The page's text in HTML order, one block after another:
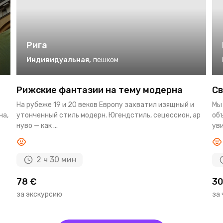
Рига
Индивидуальная, пешком
Рижские фантазии на тему модерна
На рубеже 19 и 20 веков Европу захватил изящный и
утонченный стиль модерн. Югендстиль, сецессион, ар
нуво — как ...
2 ч 30 мин
78 €
за экскурсию
Мы
за